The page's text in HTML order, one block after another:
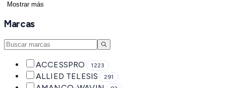
Mostrar más
Marcas
ACCESSPRO 1223
ALLIED TELESIS 291